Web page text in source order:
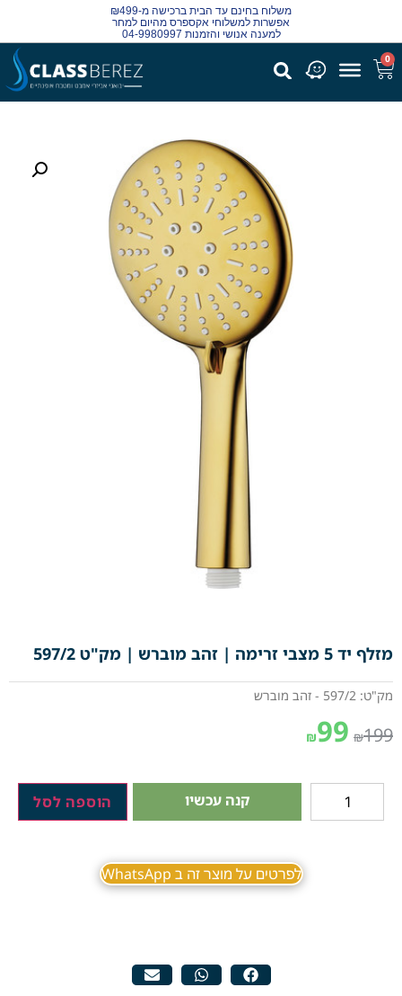
משלוח בחינם עד הבית ברכישה מ-₪499
אפשרות למשלוחי אקספרס מהיום למחר
למענה אנושי והזמנות 04-9980997
0
מזלף יד 5 מצבי זרימה | זהב מוברש | מק"ט 597/2
מק"ט: 597/2 - זהב מוברש
₪199
₪99
קנה עכשיו הוספה לסל
לפרטים על מוצר זה ב WhatsApp